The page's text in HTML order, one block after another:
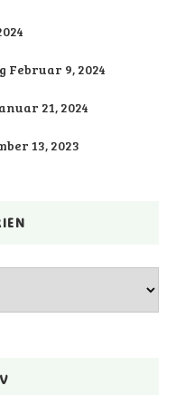
Februar 9, 2024
21, 2024
13, 2023